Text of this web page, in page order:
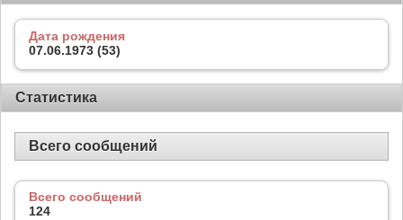
Дата рождения
07.06.1973 (53)
Статистика
Всего сообщений
Всего сообщений
124